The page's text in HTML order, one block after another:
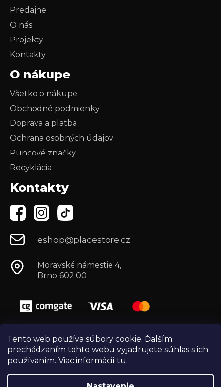
Tento web používa súbory cookie. Ďalším
prechádzaním tohto webu vyjadrujete súhlas s ich
používaním. Viac informácií tu.
Predajne
O nás
Projekty
Kontakty
O nákupe
Všetko o nákupe
Obchodné podmienky
Doprava a platba
Ochrana osobných údajov
Puncové značky
Recyklácia
Kontakty
eshop@placestore.cz
Moravské námestie 4,
Brno 602 00